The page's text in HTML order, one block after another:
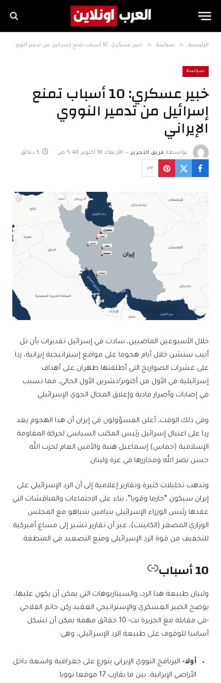
الرئيسية » سياسة » خبير عسكري: 10 أسباب تمنع إسرائيل من تدمير النووي الإيراني
سياسة
خبير عسكري: 10 أسباب تمنع
إسرائيل من تدمير النووي
الإيراني
بواسطة فريق التحرير الأربعاء 16 أكتوبر 5:48 ص 5 دقائق
خلال الأسبوعين الماضيين، سادت في إسرائيل تقديرات بأن تل
أبيب ستشن خلال أيام هجوما على مواقع إستراتيجية إيرانية، ردا
على عشرات الصواريخ التي أطلقتها طهران على أهداف
إسرائيلية في الأول من أكتوبر/تشرين الأول الحالي، مما تسبب
في إصابات وأضرار مادية وإغلاق المجال الجوي الإسرائيلي.
وفي ذلك الوقت، أعلن المسؤولون في إيران أن هذا الهجوم يعد
ردا على اغتيال إسرائيل رئيس المكتب السياسي لحركة المقاومة
الإسلامية (حماس) إسماعيل هنية والأمين العام لحزب الله
حسن نصر الله ومجازرها في غزة ولبنان.
وتذهب تحليلات كثيرة وتقارير إعلامية إلى أن الرد الإسرائيلي على
إيران سيكون “حازما وقويا”، بناء على الاجتماعات والمناقشات التي
عقدها رئيس الوزراء الإسرائيلي بنيامين نتنياهو مع المجلس
الوزاري المصغر (الكابينت)، غير أن تقارير تشير إلى مساع أميركية
للتخفيف من قوة الرد الإسرائيلي ومنع التصعيد في المنطقة.
10 أسباب
ولبيان طبيعة هذا الرد، والسيناريوهات التي يمكن أن يكون عليها،
يوضح الخبير العسكري والإستراتيجي العقيد ركن حاتم الفلاحي
-في مقابلة مع الجزيرة نت- 10 حقائق مهمة يمكن أن تشكل
أساسا للوقوف على طبيعة الرد الإسرائيلي، وهي:
أولا- البرنامج النووي الإيراني يتوزع على جغرافية واسعة داخل
الأراضي الإيرانية، بين ما يقارب 17 موقعا نوويا.